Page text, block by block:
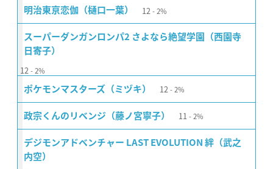
明治東亰恋伽（樋口一葉） 12 2%
スーパーダンガンロンパ2 さよなら絶望学園（西園寺
日寄子）
12 2%
ポケモンマスターズ（ミヅキ） 12 2%
政宗くんのリベンジ（藤ノ宮寧子） 11 2%
デジモンアドベンチャー LAST EVOLUTION 絆（武之
内空）